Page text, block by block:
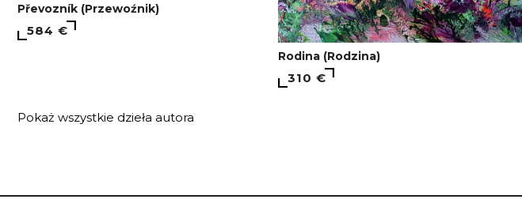
Převozník (Przewoźnik)
584 €
Rodina (Rodzina)
310 €
Pokaż wszystkie dzieła autora